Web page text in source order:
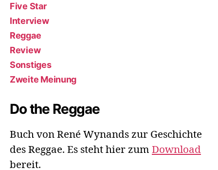
Five Star
Interview
Reggae
Review
Sonstiges
Zweite Meinung
Do the Reggae
Buch von René Wynands zur Geschichte
des Reggae. Es steht hier zum Download
bereit.